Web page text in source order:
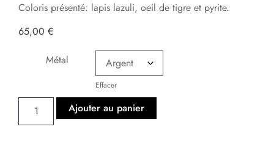
Coloris présenté: lapis lazuli, oeil de tigre et pyrite.
65,00 €
Métal
Effacer
Ajouter au panier